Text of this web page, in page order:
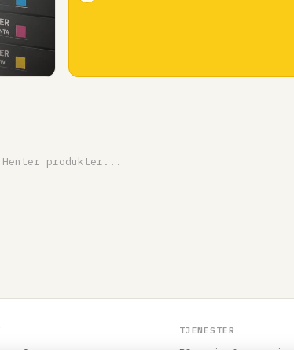
Henter produkter...
TJENESTER